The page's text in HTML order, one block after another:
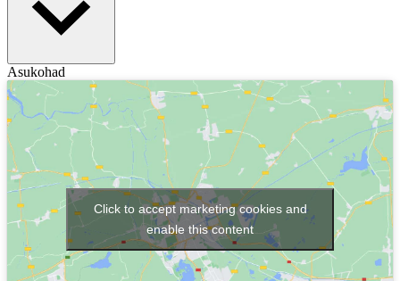
Asukohad
Click to accept marketing cookies and
enable this content